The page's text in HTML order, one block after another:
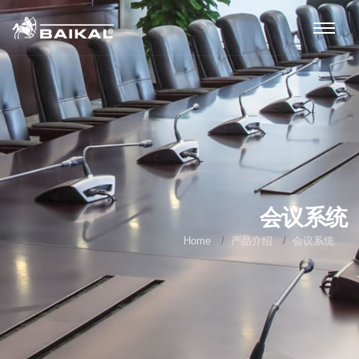
会议系统
Home 产品介绍 会议系统